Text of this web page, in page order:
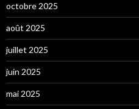
octobre 2025
août 2025
juillet 2025
juin 2025
mai 2025